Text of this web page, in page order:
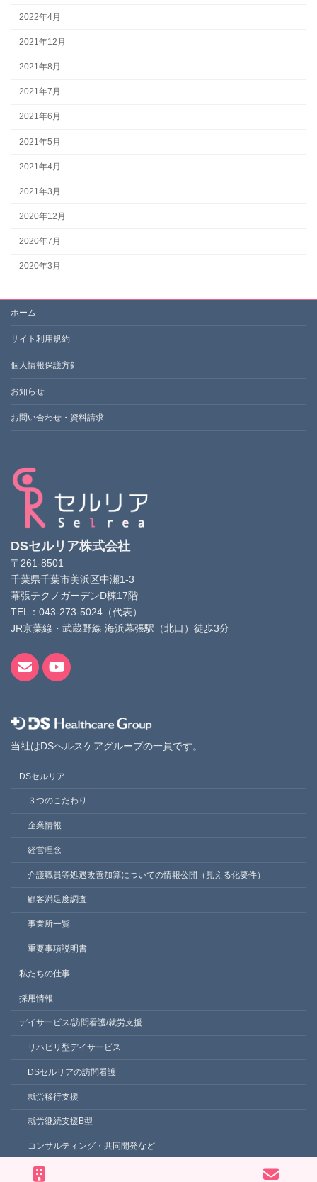
2022年4月
2021年12月
2021年8月
2021年7月
2021年6月
2021年5月
2021年4月
2021年3月
2020年12月
2020年7月
2020年3月
ホーム
サイト利用規約
個人情報保護方針
お知らせ
お問い合わせ・資料請求
DSセルリア株式会社
〒261-8501
千葉県千葉市美浜区中瀬1-3
幕張テクノガーデンD棟17階
TEL：043-273-5024（代表）
JR京葉線・武蔵野線 海浜幕張駅（北口）徒歩3分
当社はDSヘルスケアグループの一員です。
DSセルリア
３つのこだわり
企業情報
経営理念
介護職員等処遇改善加算についての情報公開（見える化要件）
顧客満足度調査
事業所一覧
重要事項説明書
私たちの仕事
採用情報
デイサービス/訪問看護/就労支援
リハビリ型デイサービス
DSセルリアの訪問看護
就労移行支援
就労継続支援B型
コンサルティング・共同開発など